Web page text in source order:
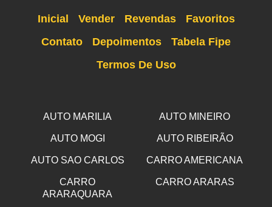
Inicial Vender Revendas
Favoritos
Contato
Depoimentos
Tabela Fipe
Termos De Uso
AUTO MARILIA AUTO MINEIRO
AUTO MOGI AUTO RIBEIRÃO
AUTO SAO CARLOS CARRO AMERICANA
CARRO
ARARAQUARA
CARRO ARARAS